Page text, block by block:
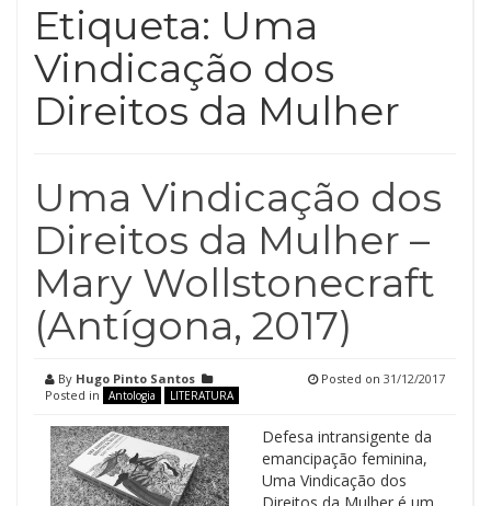
Etiqueta: Uma
Vindicação dos
Direitos da Mulher
Uma Vindicação dos
Direitos da Mulher –
Mary Wollstonecraft
(Antígona, 2017)
By Hugo Pinto Santos
Posted in
Antologia LITERATURA
Posted on 31/12/2017
Defesa intransigente da
emancipação feminina,
Uma Vindicação dos